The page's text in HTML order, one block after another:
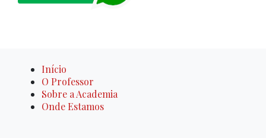
Início
O Professor
Sobre a Academia
Onde Estamos